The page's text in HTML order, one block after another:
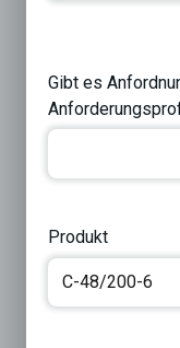
Gibt es
Produkt